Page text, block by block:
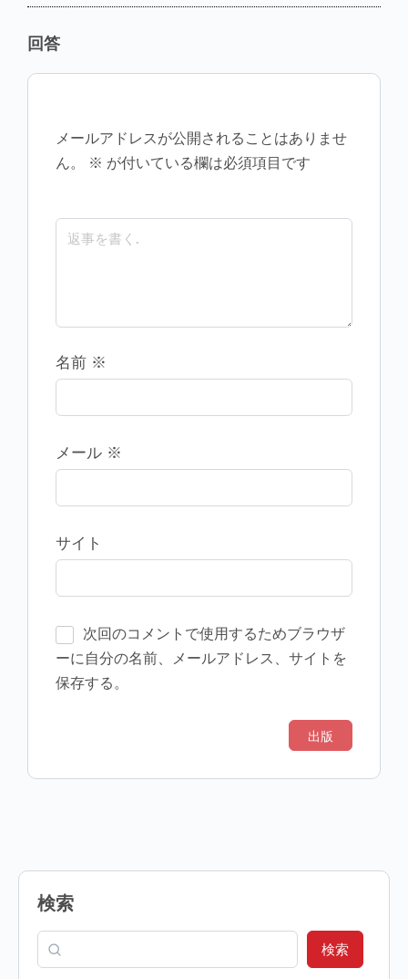
回答
メールアドレスが公開されることはありませ
ん。
※ が付いている欄は必須項目です
名前 ※
メール ※
サイト
次回のコメントで使用するためブラウザ
ーに自分の名前、メールアドレス、サイトを
保存する。
検索
検索